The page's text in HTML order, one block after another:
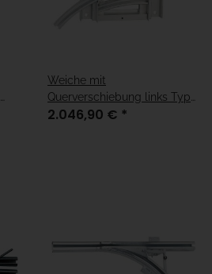
Weiche mit
Querverschiebung links Typ
50
2.046,90 € *